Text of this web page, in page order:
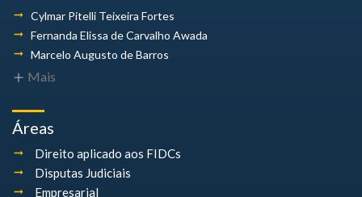
Cylmar Pitelli Teixeira Fortes
Fernanda Elissa de Carvalho Awada
Marcelo Augusto de Barros
Mais
Áreas
Direito aplicado aos FIDCs
Disputas Judiciais
Empresarial